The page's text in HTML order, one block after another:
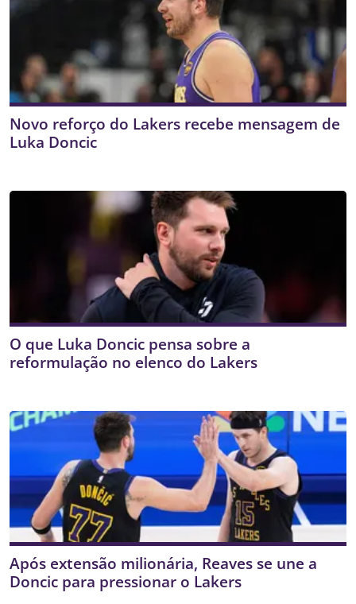
Novo reforço do Lakers recebe mensagem de
Luka Doncic
O que Luka Doncic pensa sobre a
reformulação no elenco do Lakers
Após extensão milionária, Reaves se une a
Doncic para pressionar o Lakers